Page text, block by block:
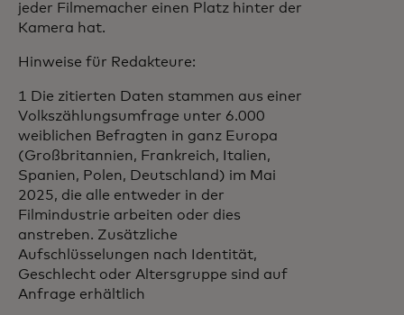
jeder Filmemacher einen Platz hinter der
Kamera hat.
Hinweise für Redakteure:
1 Die zitierten Daten stammen aus einer
Volkszählungsumfrage unter 6.000
weiblichen Befragten in ganz Europa
(Großbritannien, Frankreich, Italien,
Spanien, Polen, Deutschland) im Mai
2025, die alle entweder in der
Filmindustrie arbeiten oder dies
anstreben. Zusätzliche
Aufschlüsselungen nach Identität,
Geschlecht oder Altersgruppe sind auf
Anfrage erhältlich